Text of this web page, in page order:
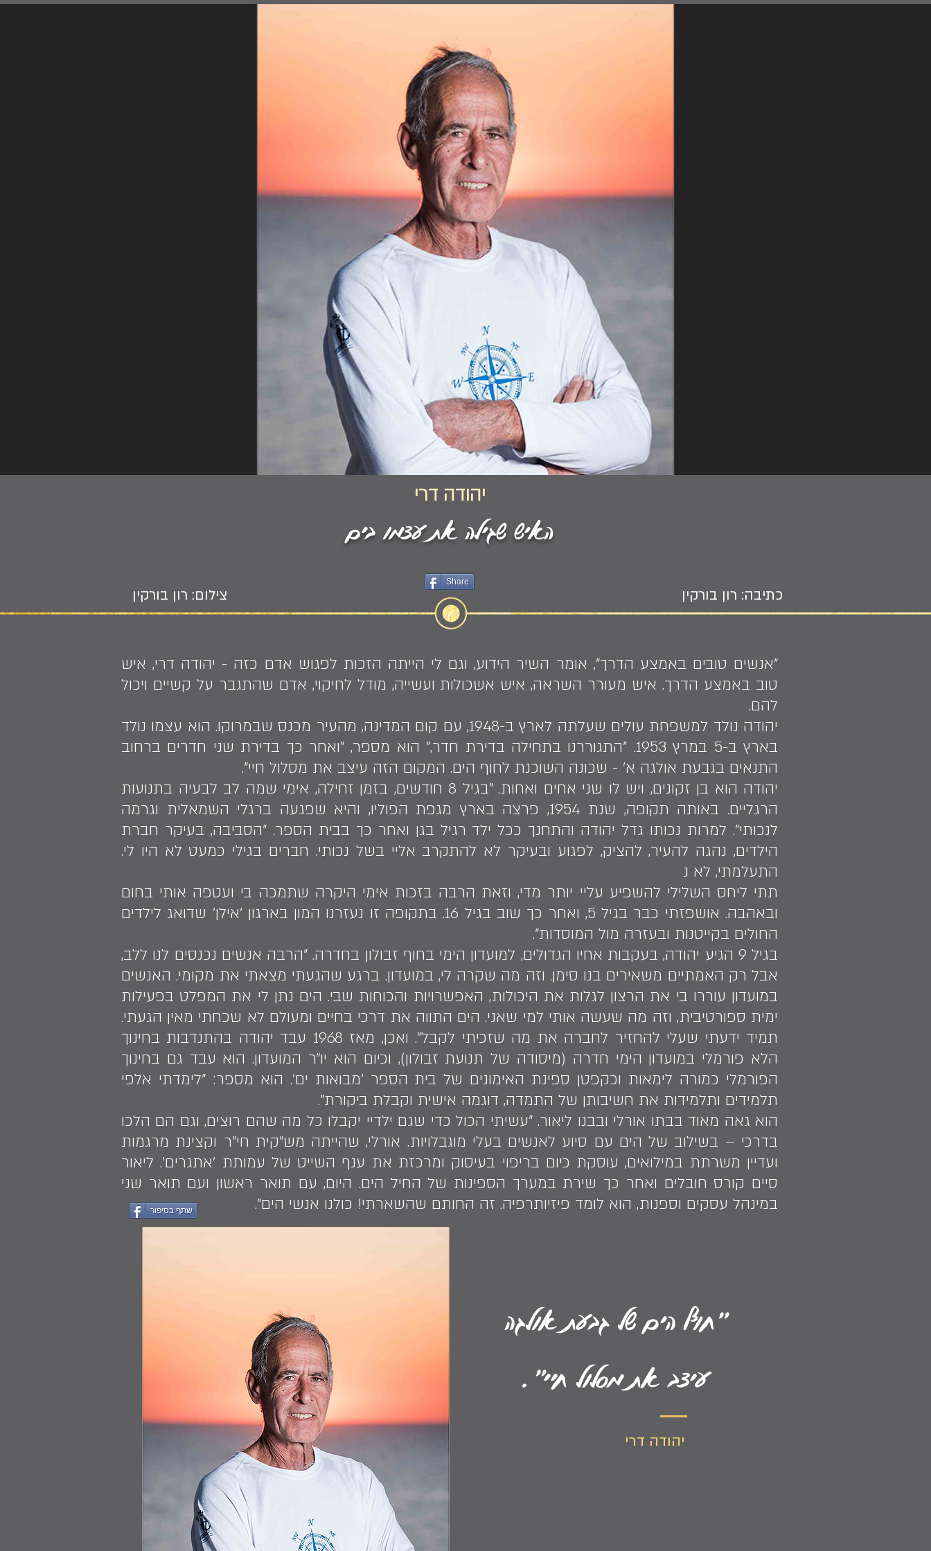
יהודה דרי
האיש שגילה את עצמו בים
כתיבה: רון בורקין צילום: רון בורקין
Share
"אנשים טובים באמצע הדרך", אומר השיר הידוע, וגם לי הייתה הזכות לפגוש אדם כזה - יהודה דרי, איש
טוב באמצע הדרך. איש מעורר השראה, איש אשכולות ועשייה, מודל לחיקוי, אדם שהתגבר על קשיים ויכול
להם.
יהודה נולד למשפחת עולים שעלתה לארץ ב-1948, עם קום המדינה, מהעיר מכנס שבמרוקו. הוא עצמו נולד
בארץ ב-5 במרץ 1953. "התגוררנו בתחילה בדירת חדר," הוא מספר, "ואחר כך בדירת שני חדרים ברחוב
התנאים בגבעת אולגה א' - שכונה השוכנת לחוף הים. המקום הזה עיצב את מסלול חיי".
יהודה הוא בן זקונים, ויש לו שני אחים ואחות. "בגיל 8 חודשים, בזמן זחילה, אימי שמה לב לבעיה בתנועות
הרגליים. באותה תקופה, שנת 1954, פרצה בארץ מגפת הפוליו, והיא שפגעה ברגלי השמאלית וגרמה
לנכותי". למרות נכותו גדל יהודה והתחנך ככל ילד רגיל בגן ואחר כך בבית הספר. "הסביבה, בעיקר חברת
הילדים, נהגה להעיר, להציק, לפגוע ובעיקר לא להתקרב אליי בשל נכותי. חברים בגילי כמעט לא היו לי.
התעלמתי, לא נ
תתי ליחס השלילי להשפיע עליי יותר מדי, וזאת הרבה בזכות אימי היקרה שתמכה בי ועטפה אותי בחום
ובאהבה. אושפזתי כבר בגיל 5, ואחר כך שוב בגיל 16. בתקופה זו נעזרנו המון בארגון 'אילן' שדואג לילדים
החולים בקייטנות ובעזרה מול המוסדות".
בגיל 9 הגיע יהודה, בעקבות אחיו הגדולים, למועדון הימי בחוף זבולון בחדרה. "הרבה אנשים נכנסים לנו ללב,
אבל רק האמתיים משאירים בנו סימן. וזה מה שקרה לי, במועדון. ברגע שהגעתי מצאתי את מקומי. האנשים
במועדון עוררו בי את הרצון לגלות את היכולות, האפשרויות והכוחות שבי. הים נתן לי את המפלט בפעילות
ימית ספורטיבית, וזה מה שעשה אותי למי שאני. הים התווה את דרכי בחיים ומעולם לא שכחתי מאין הגעתי.
תמיד ידעתי שעלי להחזיר לחברה את מה שזכיתי לקבל". ואכן, מאז 1968 עבד יהודה בהתנדבות בחינוך
הלא פורמלי במועדון הימי חדרה (מיסודה של תנועת זבולון), וכיום הוא יו״ר המועדון. הוא עבד גם בחינוך
הפורמלי כמורה לימאות וכקפטן ספינת האימונים של בית הספר 'מבואות ים'. הוא מספר: "לימדתי אלפי
תלמידים ותלמידות את חשיבותן של התמדה, דוגמה אישית וקבלת ביקורת".
הוא גאה מאוד בבתו אורלי ובבנו ליאור. "עשיתי הכול כדי שגם ילדיי יקבלו כל מה שהם רוצים, וגם הם הלכו
בדרכי – בשילוב של הים עם סיוע לאנשים בעלי מוגבלויות. אורלי, שהייתה מש"קית חי"ר וקצינת מרגמות
ועדיין משרתת במילואים, עוסקת כיום בריפוי בעיסוק ומרכזת את ענף השייט של עמותת 'אתגרים'. ליאור
סיים קורס חובלים ואחר כך שירת במערך הספינות של החיל הים. היום, עם תואר ראשון ועם תואר שני
במינהל עסקים וספנות, הוא לומד פיזיותרפיה. זה החותם שהשארתי! כולנו אנשי הים".
שתף בסיפור
"חוף הים של גבעת אולגה
עיצב את מסלול חיי".
יהודה דרי